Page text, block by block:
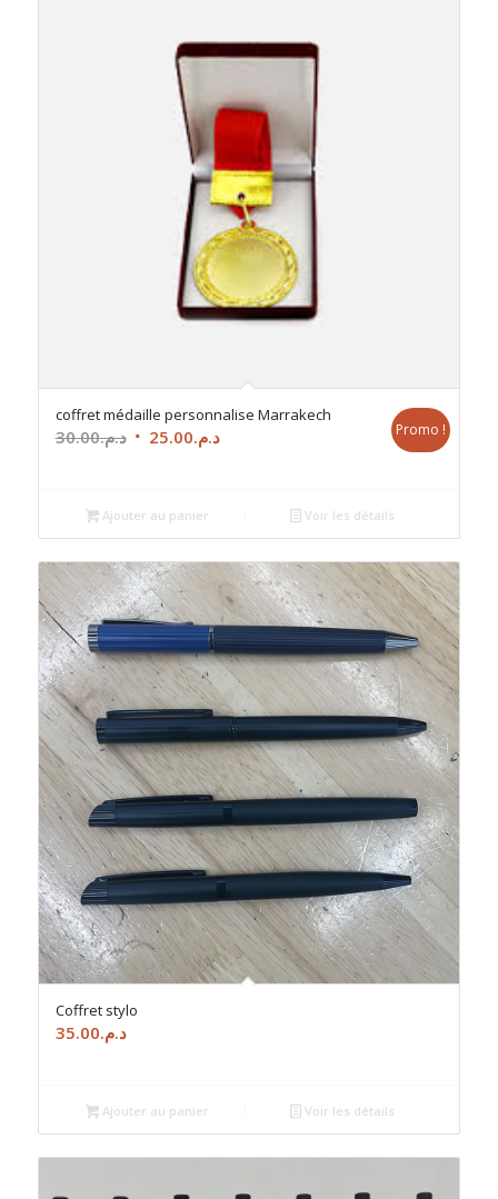
coffret médaille personnalise Marrakech
د.م.30.00
Le
était :
د.م.30.00.
د.م.25.00
Le
د.م.25.00.
Promo !
Ajouter au panier Voir les détails
Coffret stylo
د.م.35.00
Ajouter au panier Voir les détails